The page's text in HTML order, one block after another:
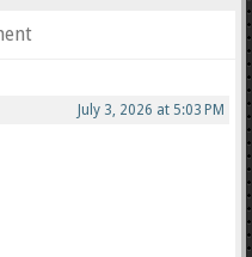
July 3, 2026 at 5:03 PM